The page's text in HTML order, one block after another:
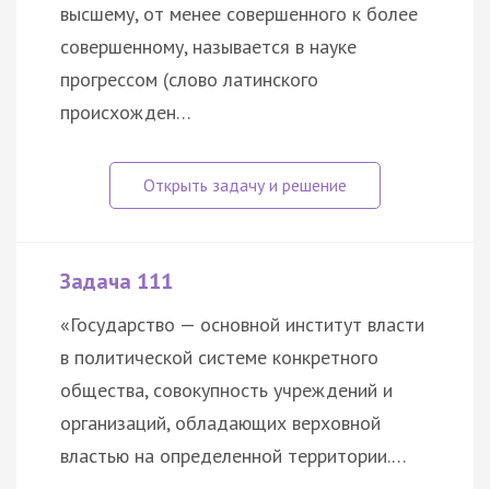
высшему, от менее совершенного к более
совершенному, называется в науке
прогрессом (слово латинского
происхожден…
Задача 111
«Государство — основной институт власти
в политической системе конкретного
общества, совокупность учреждений и
организаций, обладающих верховной
властью на определенной территории.…